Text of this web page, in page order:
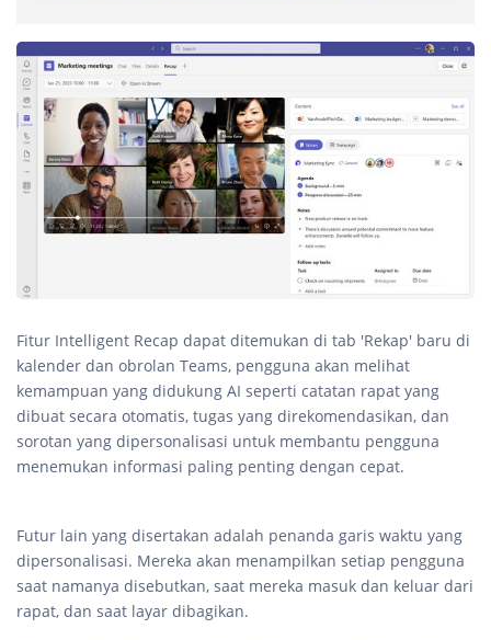
Fitur Intelligent Recap dapat ditemukan di tab 'Rekap' baru di
kalender dan obrolan Teams, pengguna akan melihat
kemampuan yang didukung AI seperti catatan rapat yang
dibuat secara otomatis, tugas yang direkomendasikan, dan
sorotan yang dipersonalisasi untuk membantu pengguna
menemukan informasi paling penting dengan cepat.
Futur lain yang disertakan adalah penanda garis waktu yang
dipersonalisasi. Mereka akan menampilkan setiap pengguna
saat namanya disebutkan, saat mereka masuk dan keluar dari
rapat, dan saat layar dibagikan.